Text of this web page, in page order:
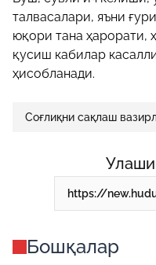
талвасалари, яъни
юқори тана ҳарорати,
қусиш кабилар
ҳисобланади.
Соғлиқни сақлаш
Бошқалар